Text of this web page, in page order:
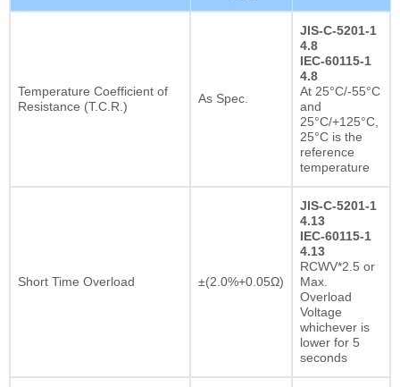
Temperature Coefficient of
Resistance (T.C.R.)
As Spec.
JIS-C-5201-1
4.8
IEC-60115-1
4.8
At 25°C/-55°C
and
25°C/+125°C,
25°C is the
reference
temperature
Short Time Overload ±(2.0%+0.05Ω)
JIS-C-5201-1
4.13
IEC-60115-1
4.13
RCWV*2.5 or
Max.
Overload
Voltage
whichever is
lower for 5
seconds